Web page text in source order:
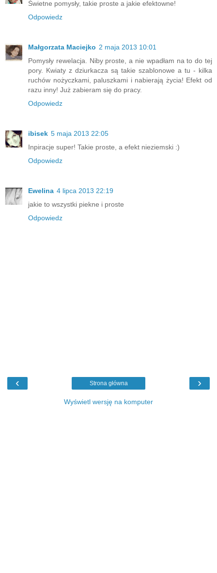
Świetne pomysły, takie proste a jakie efektowne!
Odpowiedz
Małgorzata Maciejko 2 maja 2013 10:01
Pomysły rewelacja. Niby proste, a nie wpadłam na to do tej
pory. Kwiaty z dziurkacza są takie szablonowe a tu - kilka
ruchów nożyczkami, paluszkami i nabierają życia! Efekt od
razu inny! Już zabieram się do pracy.
Odpowiedz
ibisek 5 maja 2013 22:05
Inpiracje super! Takie proste, a efekt nieziemski :)
Odpowiedz
Ewelina 4 lipca 2013 22:19
jakie to wszystki piekne i proste
Odpowiedz
‹ ›
Strona główna
Wyświetl wersję na komputer